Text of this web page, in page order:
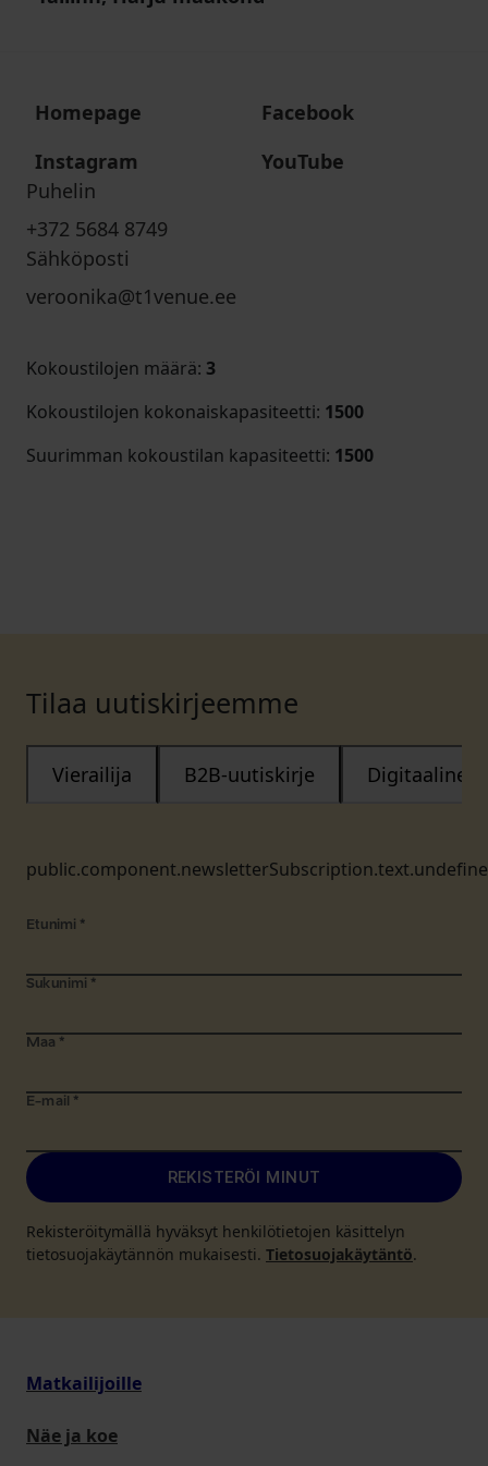
Homepage
Facebook
Instagram
YouTube
Puhelin
+372 5684 8749
Sähköposti
veroonika@t1venue.ee
Kokoustilojen määrä: 3
Kokoustilojen kokonaiskapasiteetti: 1500
Suurimman kokoustilan kapasiteetti: 1500
Tilaa uutiskirjeemme
Vierailija B2B-uutiskirje Digitaalinen
Etunimi *
Sukunimi *
Maa *
E-mail *
REKISTERÖI MINUT
Rekisteröitymällä hyväksyt henkilötietojen käsittelyn
tietosuojakäytännön mukaisesti. Tietosuojakäytäntö.
Matkailijoille
Näe ja koe